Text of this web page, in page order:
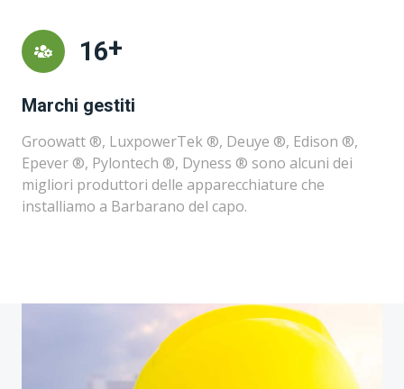
20+
Marchi gestiti
Groowatt ®, LuxpowerTek ®, Deuye ®, Edison ®,
Epever ®, Pylontech ®, Dyness ® sono alcuni dei
migliori produttori delle apparecchiature che
installiamo a Barbarano del capo.